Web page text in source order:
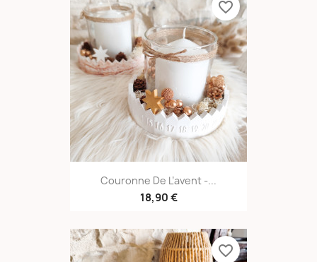
Couronne De L’avent -...
18,90 €
favorite_border
favorite_border